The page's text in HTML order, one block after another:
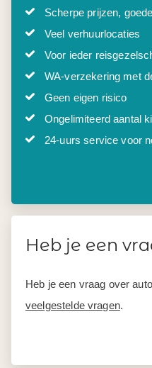
Scherpe prijzen,
Veel verhuurlocaties
Voor ieder
WA-verzekering met
Geen eigen risico
Ongelimiteerd aantal
24-uurs service voor
Heb je een
Heb je een vraag over
veelgestelde vragen.